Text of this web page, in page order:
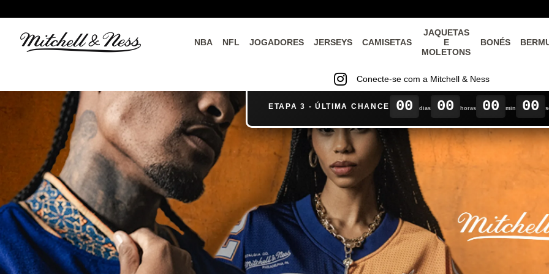
NBA NFL JOGADORES JERSEYS CAMISETAS
JAQUETAS
E
MOLETONS
BONÉS
Conecte-se com a Mitchell & Ness
ETAPA 3 - ÚLTIMA CHANCE 00 dias 00 horas 00 min 00